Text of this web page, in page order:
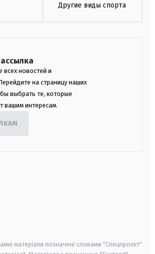
Другие виды спорта
всех новостей и
на страницу наших
выбрать те, которые
вашим интересам.
матеріали позначені словами "Спецпроєкт"